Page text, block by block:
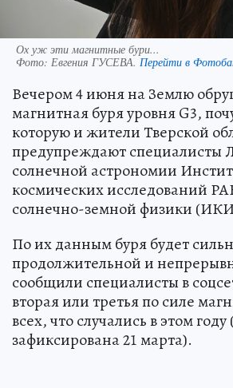
Ох уж эти магнитные бури...
Фото: Евгения ГУСЕВА. Перейти в
Вечером 4 июня на Землю
магнитная буря уровня G3,
которую и жители Тверской
предупреждают специалисты
солнечной астрономии
космических исследований
солнечно-земной физики
По их данным буря будет
продолжительной и
сообщили специалисты в
вторая или третья по силе
всех, что случались в этом
зафиксирована 21 марта).